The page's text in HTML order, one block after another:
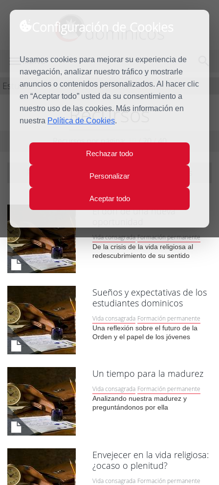
Configuración de Cookies
Usamos cookies para mejorar su experiencia de
navegación, analizar nuestro tráfico y mostrarle
anuncios o contenidos personalizados. Al hacer clic
en “Aceptar todo” usted da su consentimiento a
nuestro uso de las cookies. Más información en
nuestra Política de Cookies.
Rechazar todo
Personalizar
Aceptar todo
dominicos
MENÚ
Estudio
Recursos
Recursos por página:10/20/40
Filtrando por tema:vida-consagrada
El don de una nueva
Vida consagrada Formación permanente
De la crisis de la vida religiosa al
redescubrimiento de su sentido
Sueños y expectativas de los
estudiantes dominicos
Vida consagrada Formación permanente
Una reflexión sobre el futuro de la
Orden y el papel de los jóvenes
Un tiempo para la madurez
Vida consagrada Formación permanente
Analizando nuestra madurez y
preguntándonos por ella
Envejecer en la vida religiosa:
¿ocaso o plenitud?
Vida consagrada Formación permanente